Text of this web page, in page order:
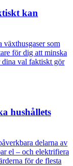
kan
som
för dig att minska
dina val faktiskt gör
hushållets
delarna av
el – och elektrifiera
för de flesta